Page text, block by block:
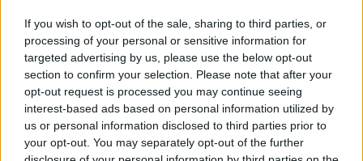
If you wish to opt-out of the sale, sharing to third parties, or
processing of your personal or sensitive information for
targeted advertising by us, please use the below opt-out
section to confirm your selection. Please note that after your
opt-out request is processed you may continue seeing
interest-based ads based on personal information utilized by
us or personal information disclosed to third parties prior to
your opt-out. You may separately opt-out of the further
изграждането на интерконектора
между Гърция и Кипър
06.08.2026 / 17:06